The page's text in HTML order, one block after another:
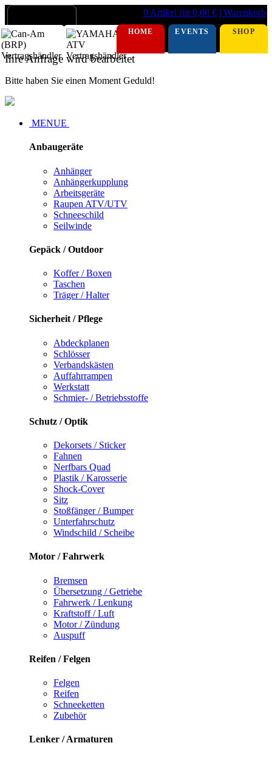
0 Artikel für 0,00 € | Warenkorb
HOME EVENTS SHOP
Ihre Anfrage wird bearbeitet
Bitte haben Sie einen Moment Geduld!
MENUE
Anbaugeräte
Anhänger
Anhängerkupplung
Arbeitsgeräte
Raupen ATV/UTV
Schneeschild
Seilwinde
Gepäck / Outdoor
Koffer / Boxen
Taschen
Träger / Halter
Sicherheit / Pflege
Abdeckplanen
Schlösser
Verbandskästen
Auffahrrampen
Werkstatt
Schmier- / Betriebsstoffe
Schutz / Optik
Dekorsets / Sticker
Fahnen
Nerfbars Quad
Plastik / Karosserie
Shock-Cover
Sitz
Stoßfänger / Bumper
Unterfahrschutz
Windschild / Scheibe
Motor / Fahrwerk
Bremsen
Übersetzung / Getriebe
Fahrwerk / Lenkung
Kraftstoff / Luft
Motor / Zündung
Auspuff
Reifen / Felgen
Felgen
Reifen
Schneeketten
Zubehör
Lenker / Armaturen